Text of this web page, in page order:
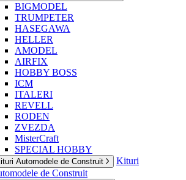
BIGMODEL
TRUMPETER
HASEGAWA
HELLER
AMODEL
AIRFIX
HOBBY BOSS
ICM
ITALERI
REVELL
RODEN
ZVEZDA
MisterCraft
SPECIAL HOBBY
Automodele de Construit
Kituri
de Construit